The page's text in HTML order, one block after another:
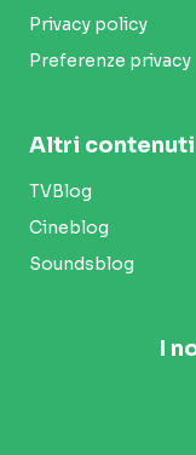
Privacy policy
Preferenze privacy
Altri contenuti
TVBlog
Cineblog
Soundsblog
I